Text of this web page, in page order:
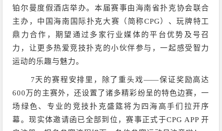
铂尔曼度假酒店举办。本届赛事由海南省扑克协会联合
主办，中国海南国际扑克大赛（简称CPG）、玩牌特工
鼎力合作，期望通过多家行业媒体的平台优势及号召
力，让更多热爱竞技扑克的小伙伴参与，一起感受智力
运动的乐趣与魅力。
7天的赛程安排里，除了重头戏——保证奖励高达
600万的主赛外，还设置了诸多精彩纷呈的特色边赛，一
场绿色、专业的竞技扑克盛筵将为四海高手们拉开序
幕。现实体邀请函已全部到位，赛事正式于CPG APP 开